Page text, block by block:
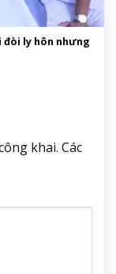
ly hôn nhưng
khai. Các